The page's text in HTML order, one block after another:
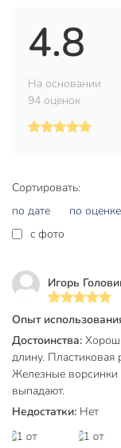
Сортировать:
по дате
по оценке
c фото
Игорь
Опыт
Достоинства:
длину. Пластиковая
Железные ворсинки
выпадают.
Недостатки: Нет
4.8
На основании
94 оценок